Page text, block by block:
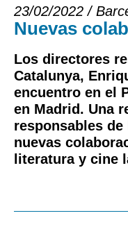
23/02/2022 /
Nuevas
Los directores
Catalunya,
encuentro en el
en Madrid. Una
responsables
nuevas
literatura y cine